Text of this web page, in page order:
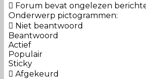
Forum bevat ongelezen
Onderwerp pictogrammen:
Niet beantwoord
Beantwoord
Actief
Populair
Sticky
Afgekeurd